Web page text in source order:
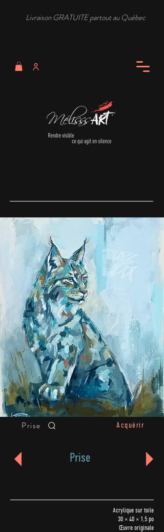
Livraison GRATUITE partout au Québec
Prise Acquérir
Prise
Acrylique sur toile
30 × 40 × 1,5 po
Œuvre originale